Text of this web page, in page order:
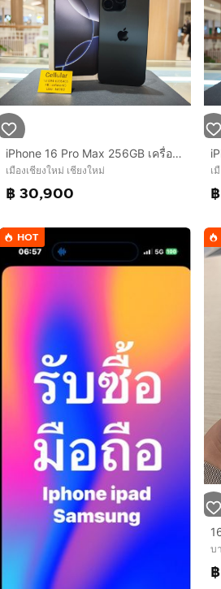
iPhone 16 Pro Max 256GB เครื่องไทย สภาพสวยมาก รับผ่อนบัตร
เมืองเชียงใหม่ เชียงใหม่
฿ 30,900
เ
HOT
บ